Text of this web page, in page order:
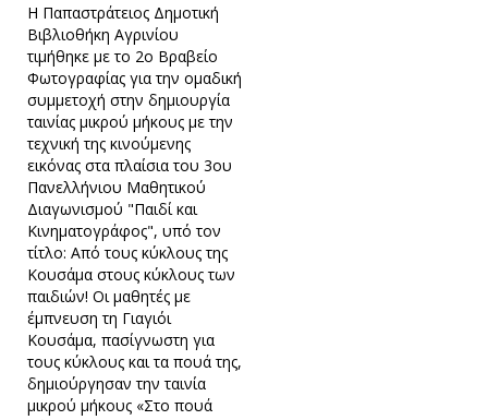
Η Παπαστράτειος Δημοτική
Βιβλιοθήκη Αγρινίου
τιμήθηκε με το 2ο Βραβείο
Φωτογραφίας για την ομαδική
συμμετοχή στην δημιουργία
ταινίας μικρού μήκους με την
τεχνική της κινούμενης
εικόνας στα πλαίσια του 3ου
Πανελλήνιου Μαθητικού
Διαγωνισμού "Παιδί και
Κινηματογράφος", υπό τον
τίτλο: Από τους κύκλους της
Κουσάμα στους κύκλους των
παιδιών!​ Οι μαθητές με
έμπνευση τη Γιαγιόι
Κουσάμα, πασίγνωστη για
τους κύκλους και τα πουά της,
δημιούργησαν την ταινία
μικρού μήκους «Στο πουά